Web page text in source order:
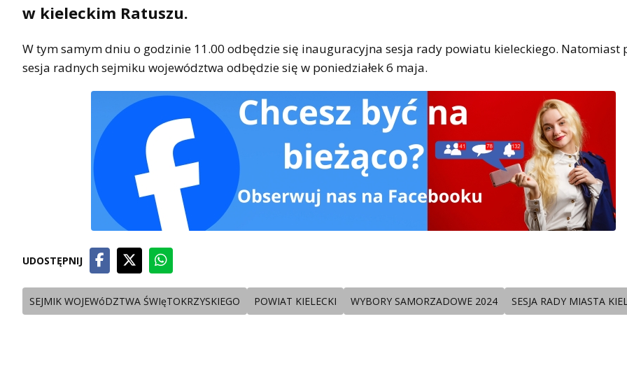
w kieleckim Ratuszu.
W tym samym dniu o godzinie 11.00 odbędzie się inauguracyjna sesja rady powiatu kieleckiego. Natomiast
sesja radnych sejmiku województwa odbędzie się w poniedziałek 6 maja.
UDOSTĘPNIJ
SEJMIK WOJEWóDZTWA ŚWIęTOKRZYSKIEGO POWIAT KIELECKI WYBORY SAMORZADOWE 2024 SESJA RADY MIASTA